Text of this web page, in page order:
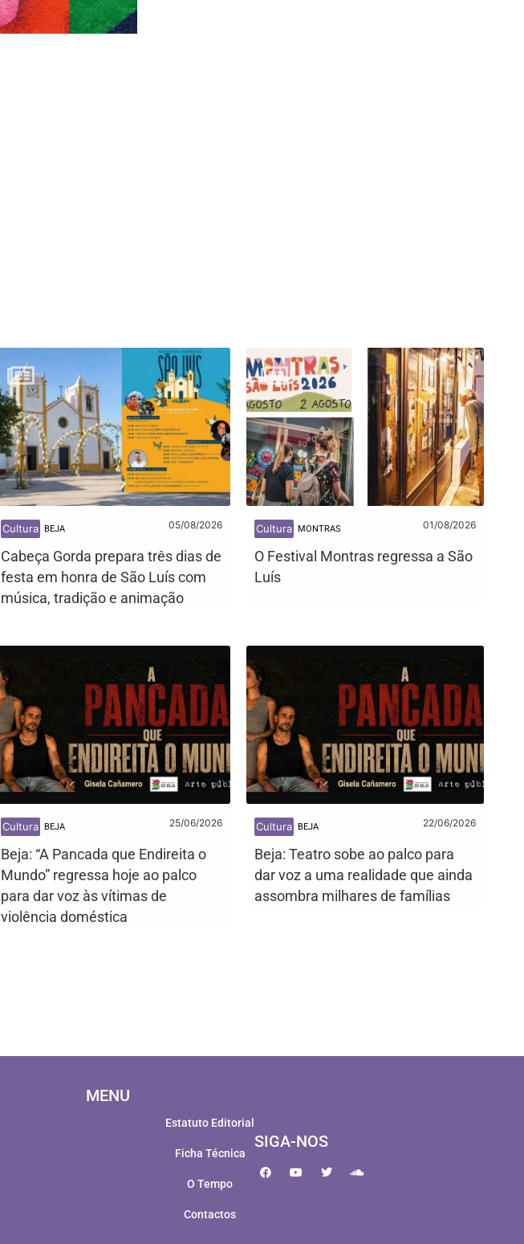
Cultura BEJA 05/08/2026
Cabeça Gorda prepara três dias de
festa em honra de São Luís com
música, tradição e animação
Cultura MONTRAS 01/08/2026
O Festival Montras regressa a São
Luís
Cultura BEJA 25/06/2026
Beja: “A Pancada que Endireita o
Mundo” regressa hoje ao palco
para dar voz às vítimas de
violência doméstica
Cultura BEJA 22/06/2026
Beja: Teatro sobe ao palco para
dar voz a uma realidade que ainda
assombra milhares de famílias
SIGA-NOS
MENU
Estatuto Editorial
Ficha Técnica
O Tempo
Contactos